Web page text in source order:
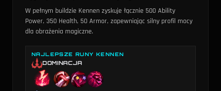
W pełnym buildzie Kennen zyskuje łącznie 500 Ability
Power, 350 Health, 50 Armor, zapewniając silny profil mocy
dla obrażenia magiczne.
NAJLEPSZE RUNY KENNEN
DOMINACJA